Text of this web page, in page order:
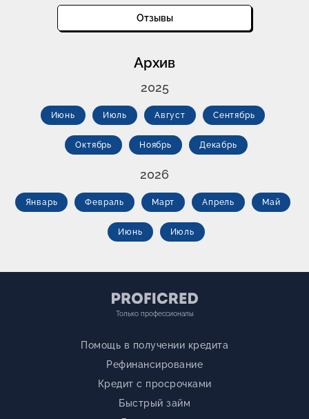
Отзывы
Архив
2025
Июнь Июль Август Сентябрь
Октябрь Ноябрь Декабрь
2026
Январь Февраль Март Апрель Май
Июнь Июль
Только профессионалы
Помощь в получении кредита
Рефинансирование
Кредит с просрочками
Быстрый займ